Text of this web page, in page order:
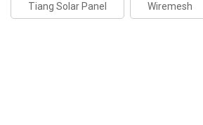
Tiang Solar Panel Wiremesh